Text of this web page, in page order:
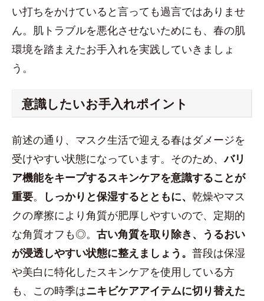
い打ちをかけていると言っても過言ではありませ
ん。肌トラブルを悪化させないためにも、春の肌
環境を踏まえたお手入れを実践していきましょ
う。
意識したいお手入れポイント
前述の通り、マスク生活で迎える春はダメージを
受けやすい状態になっています。そのため、バリ
ア機能をキープするスキンケアを意識することが
重要。 しっかりと保湿するとともに、 乾燥やマス
クの摩擦により角質が肥厚しやすいので、定期的
な角質オフも◎。 古い角質を取り除き、うるおい
が浸透しやすい状態に整えましょう。 普段は保湿
や美白に特化したスキンケアを使用している方
も、この時季はニキビケアアイテムに切り替えた